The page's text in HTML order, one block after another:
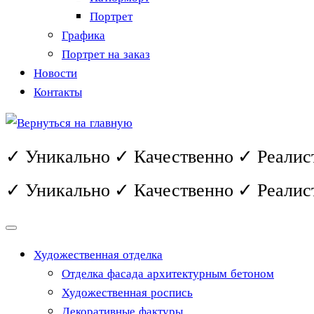
Портрет
Графика
Портрет на заказ
Новости
Контакты
✓ Уникально ✓ Качественно ✓
✓ Уникально ✓ Качественно ✓
Художественная отделка
Отделка фасада архитектурным бетоном
Художественная роспись